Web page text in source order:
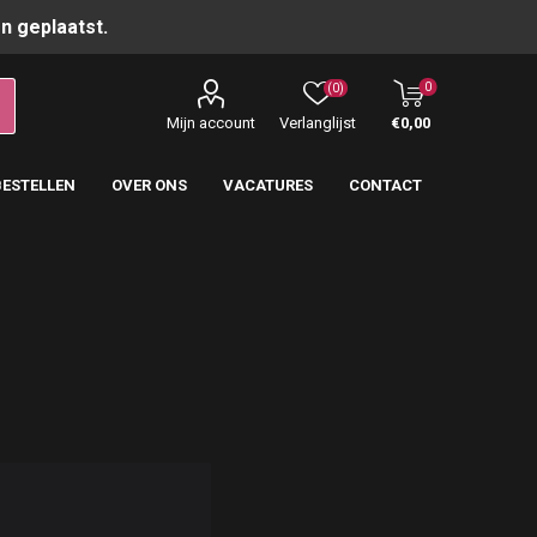
geplaatst.
Mijn account Verlanglijst
(0) 0
€0,00
OVER ONS VACATURES CONTACT